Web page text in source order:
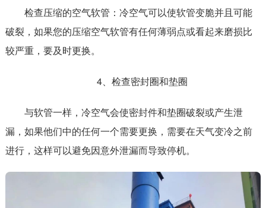
检查压缩的空气软管：冷空气可以使软管变脆并且可能
破裂，如果您的压缩空气软管有任何薄弱点或看起来磨损比
较严重，要及时更换。
4、检查密封圈和垫圈
与软管一样，冷空气会使密封件和垫圈破裂或产生泄
漏，如果他们中的任何一个需要更换，需要在天气变冷之前
进行，这样可以避免因意外泄漏而导致停机。